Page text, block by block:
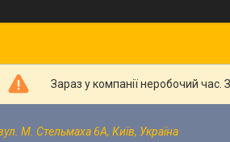
Зараз у компанії неробочий
М. Стельмаха 6А, Київ, Україна